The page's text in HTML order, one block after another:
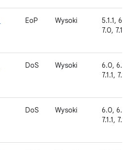
EoP Wysoki
5.1.1,
7.0,
DoS Wysoki
6.0,
7.1.1,
DoS Wysoki
6.0,
7.1.1,